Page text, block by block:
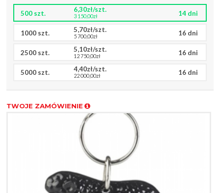
500 szt. 6,30zł/szt.
3 150,00zł 14 dni
1000 szt. 5,70zł/szt.
5 700,00zł 16 dni
2500 szt. 5,10zł/szt.
12 750,00zł 16 dni
5000 szt. 4,40zł/szt.
22 000,00zł 16 dni
TWOJE ZAMÓWIENIE